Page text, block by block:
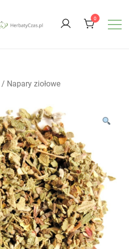
0
/ Napary ziołowe